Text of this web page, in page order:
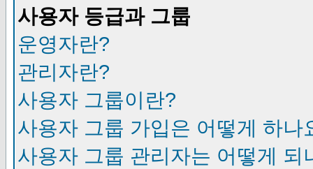
사용자 등급과 그룹
운영자란?
관리자란?
사용자 그룹이란?
사용자 그룹 가입은 어떻게 하나
사용자 그룹 관리자는 어떻게 되